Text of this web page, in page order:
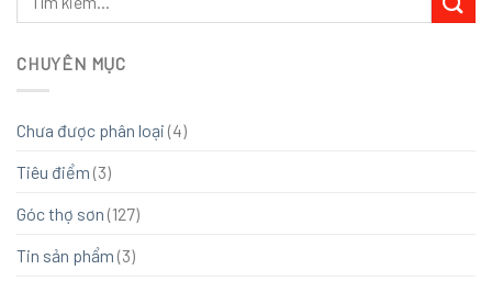
CHUYÊN MỤC
Chưa được phân loại (4)
Tiêu điểm (3)
Góc thợ sơn (127)
Tin sản phẩm (3)